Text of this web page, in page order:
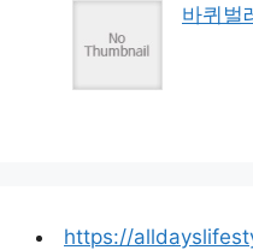
바퀴벌
https://